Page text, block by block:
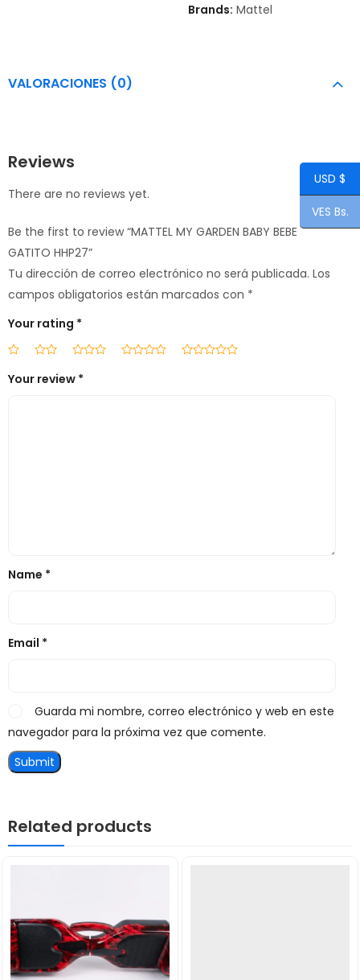
Brands: Mattel
VALORACIONES (0)
Reviews
There are no reviews yet.
Be the first to review “MATTEL MY GARDEN BABY BEBE
GATITO HHP27”
Tu dirección de correo electrónico no será publicada. Los
campos obligatorios están marcados con *
Your rating *
Your review *
Name *
Email *
Guarda mi nombre, correo electrónico y web en este
navegador para la próxima vez que comente.
Related products
USD $
VES Bs.